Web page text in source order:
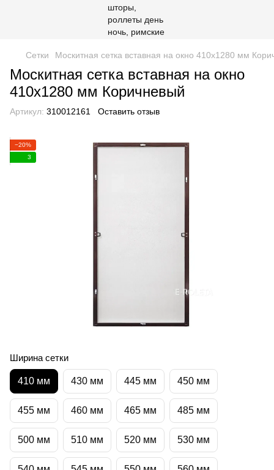
Сетки Москитная сетка вставная на окно 410х1280 мм
Москитная сетка вставная на окно
410х1280 мм Коричневый
Артикул: 310012161 Оставить отзыв
−20%
3
Ширина сетки
410 мм 430 мм 445 мм 450 мм
455 мм 460 мм 465 мм 485 мм
500 мм 510 мм 520 мм 530 мм